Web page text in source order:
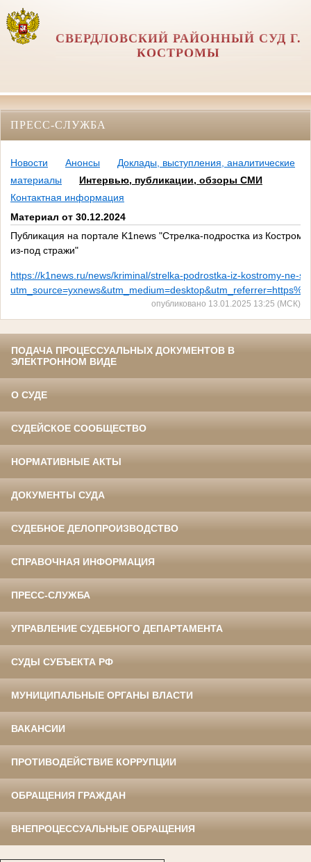
СВЕРДЛОВСКИЙ РАЙОННЫЙ СУД Г.
КОСТРОМЫ
ПРЕСС-СЛУЖБА
Новости Анонсы
Доклады, выступления, аналитические
материалы
Интервью, публикации, обзоры СМИ
Контактная информация
Материал от 30.12.2024
Публикация на портале K1news "Стрелка-подростка из
из-под стражи"
https://k1news.ru/news/kriminal/strelka-podrostka-iz-kostromy-ne-
опубликовано 13.01.2025 13:25 (МСК)
ПОДАЧА ПРОЦЕССУАЛЬНЫХ ДОКУМЕНТОВ В
ЭЛЕКТРОННОМ ВИДЕ
О СУДЕ
СУДЕЙСКОЕ СООБЩЕСТВО
НОРМАТИВНЫЕ АКТЫ
ДОКУМЕНТЫ СУДА
СУДЕБНОЕ ДЕЛОПРОИЗВОДСТВО
СПРАВОЧНАЯ ИНФОРМАЦИЯ
ПРЕСС-СЛУЖБА
УПРАВЛЕНИЕ СУДЕБНОГО ДЕПАРТАМЕНТА
СУДЫ СУБЪЕКТА РФ
МУНИЦИПАЛЬНЫЕ ОРГАНЫ ВЛАСТИ
ВАКАНСИИ
ПРОТИВОДЕЙСТВИЕ КОРРУПЦИИ
ОБРАЩЕНИЯ ГРАЖДАН
ВНЕПРОЦЕССУАЛЬНЫЕ ОБРАЩЕНИЯ